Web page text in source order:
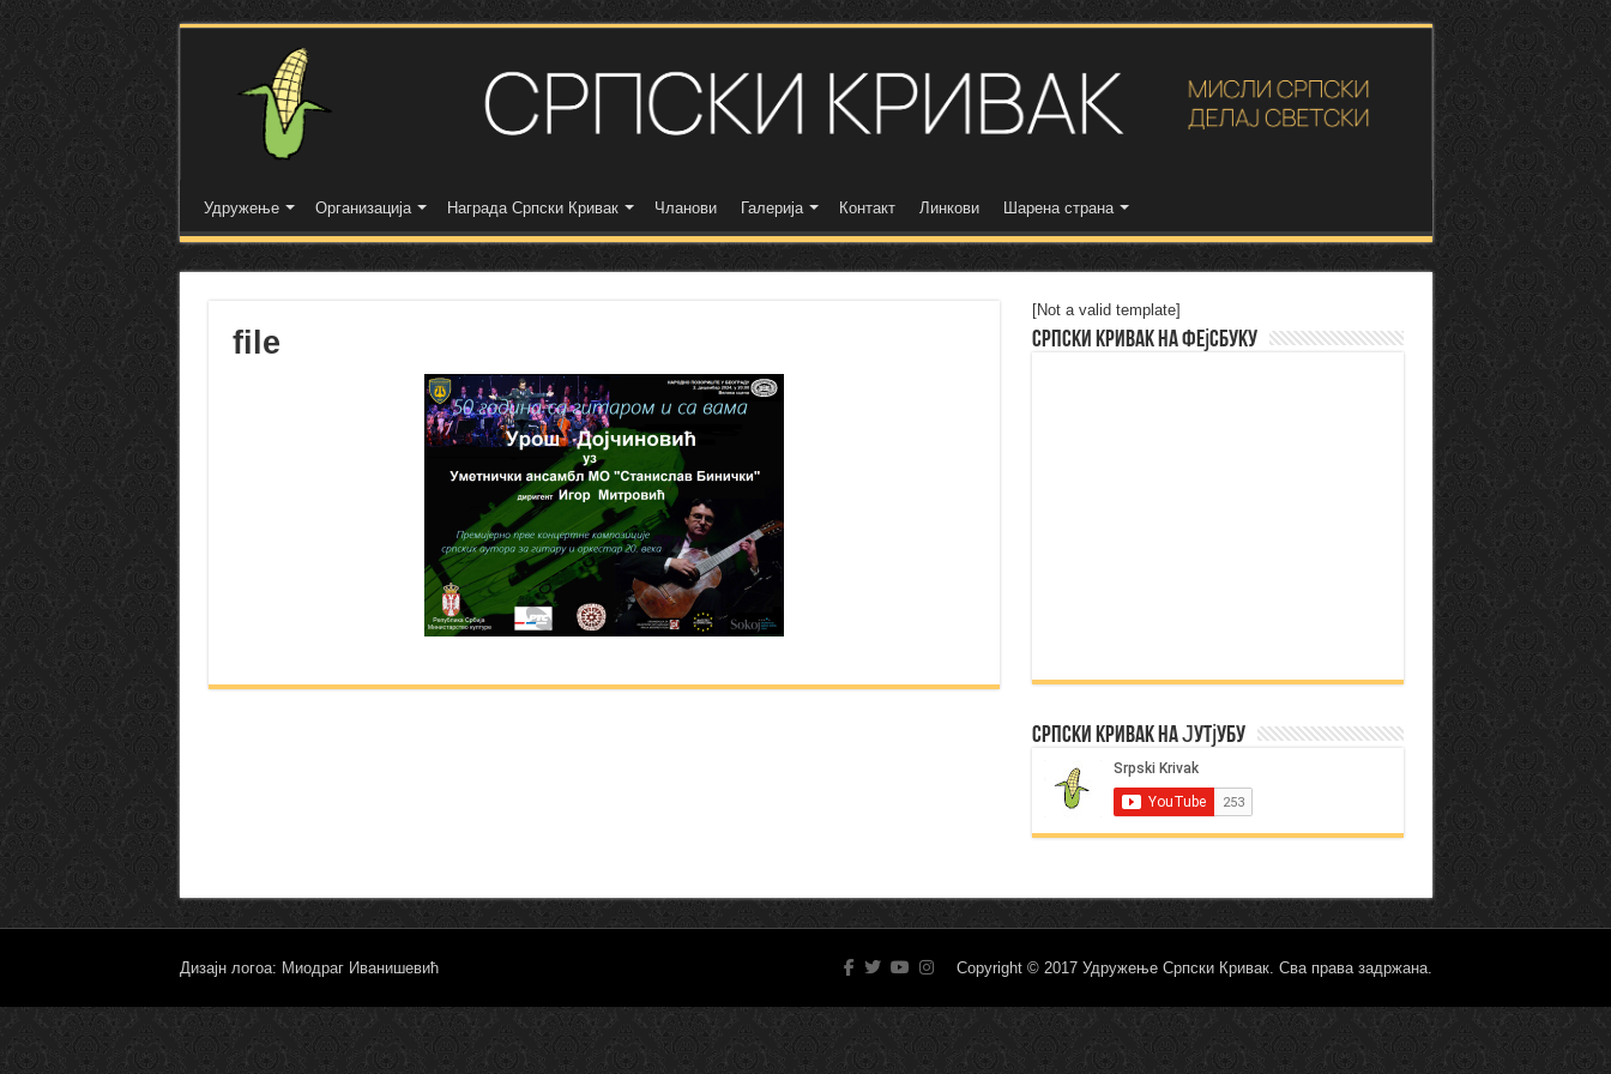
Удружење Организација Награда Српски Кривак Чланови Галерија Контакт Линкови Шарена страна
file
[Not a valid template]
Српски Кривак на Фејсбуку
Српски Кривак на Јутјубу
Copyright © 2017 Удружење Српски Кривак. Сва права задржана.
Дизајн логоа: Миодраг Иванишевић